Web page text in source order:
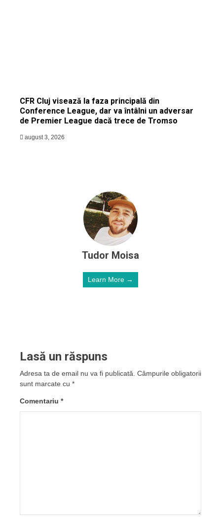
CFR Cluj visează la faza principală din
Conference League, dar va întâlni un adversar
de Premier League dacă trece de Tromso
august 3, 2026
Tudor Moisa
Learn More →
Lasă un răspuns
Adresa ta de email nu va fi publicată. Câmpurile obligatorii
sunt marcate cu *
Comentariu *